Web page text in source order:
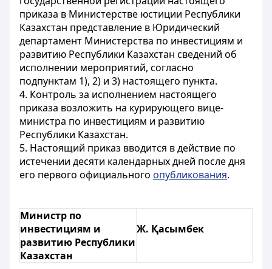
приказа в Министерстве юстиции Республики
Казахстан представление в Юридический
департамент Министерства по инвестициям и
развитию Республики Казахстан сведений об
исполнении мероприятий, согласно
подпунктам 1), 2) и 3) настоящего пункта.
4. Контроль за исполнением настоящего
приказа возложить на курирующего вице-
министра по инвестициям и развитию
Республики Казахстан.
5. Настоящий приказ вводится в действие по
истечении десяти календарных дней после дня
его первого официального опубликования.
Министр по
инвестициям и
развитию Республики
Казахстан
Ж. Қасымбек